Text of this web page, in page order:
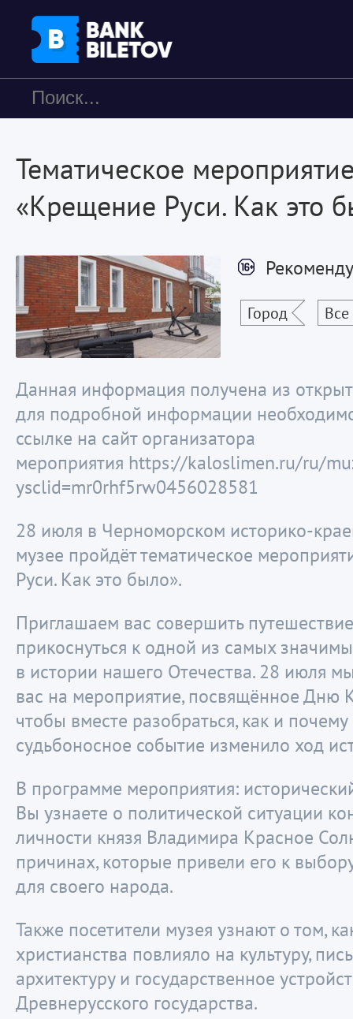
Тематическое
«Крещение Руси. Как это
Город
Данная информация получена из
для подробной информации
ссылке на сайт организатора
мероприятия https://kaloslimen.ru/ru/
ysclid=mr0rhf5rw0456028581
28 июля в Черноморском историко-
музее пройдёт тематическое
Руси. Как это было».
Приглашаем вас совершить
прикоснуться к одной из самых
в истории нашего Отечества. 28 июля
вас на мероприятие, посвящённое Дню
чтобы вместе разобраться, как и почему
судьбоносное событие изменило ход
В программе мероприятия:
Вы узнаете о политической ситуации
личности князя Владимира Красное
причинах, которые привели его к
для своего народа.
Также посетители музея узнают о том,
христианства повлияло на культуру,
архитектуру и государственное
Древнерусского государства.